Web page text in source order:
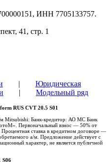
ИНН 7705133757.
41, стр. 1
| Юридическая
| Модельный ряд
RUS CVT 20.5 S01
м Mitsubishi: Банк-кредитор: АО МС Банк
Первоначальный взнос — 50% от
ставка в кредитном договоре —
а/м. Предложение действует с
характер, не является публичной
S06